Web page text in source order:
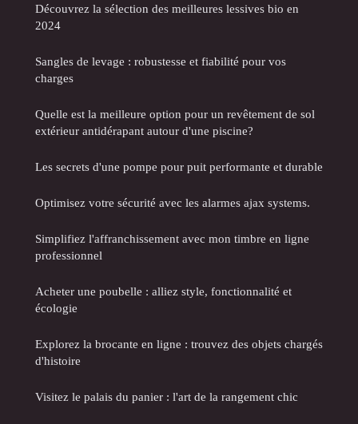
Découvrez la sélection des meilleures lessives bio en
2024
Sangles de levage : robustesse et fiabilité pour vos
charges
Quelle est la meilleure option pour un revêtement de sol
extérieur antidérapant autour d'une piscine?
Les secrets d'une pompe pour puit performante et durable
Optimisez votre sécurité avec les alarmes ajax systems.
Simplifiez l'affranchissement avec mon timbre en ligne
professionnel
Acheter une poubelle : alliez style, fonctionnalité et
écologie
Explorez la brocante en ligne : trouvez des objets chargés
d'histoire
Visitez le palais du panier : l'art de la rangement chic